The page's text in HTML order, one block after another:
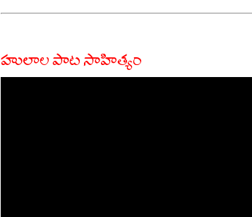
హులాల పాట సాహిత్యం